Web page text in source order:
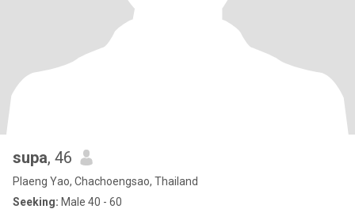
supa, 46
Plaeng Yao, Chachoengsao, Thailand
Seeking: Male 40 - 60